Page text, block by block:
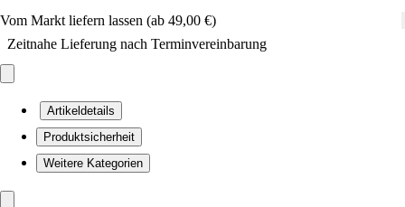
Vom Markt liefern lassen (ab 49,00 €)
Zeitnahe Lieferung nach Terminvereinbarung
Artikeldetails
Produktsicherheit
Weitere Kategorien